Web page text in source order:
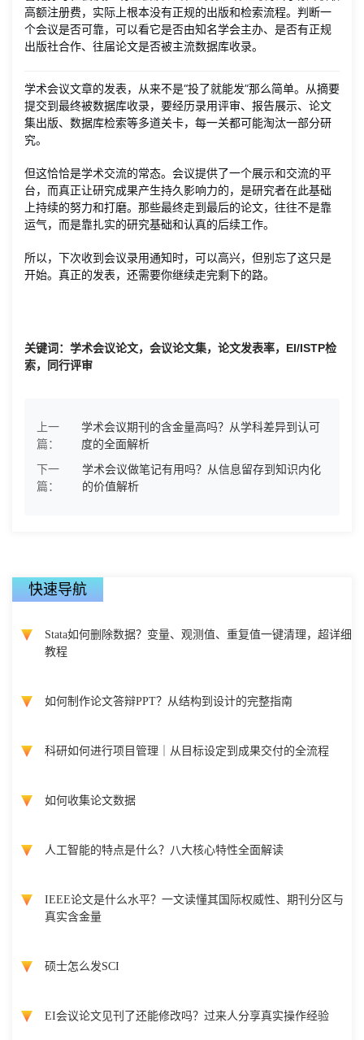
高额注册费，实际上根本没有正规的出版和检索流程。判断一
个会议是否可靠，可以看它是否由知名学会主办、是否有正规
出版社合作、往届论文是否被主流数据库收录。
学术会议文章的发表，从来不是“投了就能发”那么简单。从摘要
提交到最终被数据库收录，要经历录用评审、报告展示、论文
集出版、数据库检索等多道关卡，每一关都可能淘汰一部分研
究。
但这恰恰是学术交流的常态。会议提供了一个展示和交流的平
台，而真正让研究成果产生持久影响力的，是研究者在此基础
上持续的努力和打磨。那些最终走到最后的论文，往往不是靠
运气，而是靠扎实的研究基础和认真的后续工作。
所以，下次收到会议录用通知时，可以高兴，但别忘了这只是
开始。真正的发表，还需要你继续走完剩下的路。
关键词：学术会议论文，会议论文集，论文发表率，EI/ISTP检
索，同行评审
上一
篇：
学术会议期刊的含金量高吗？从学科差异到认可
度的全面解析
下一
篇：
学术会议做笔记有用吗？从信息留存到知识内化
的价值解析
快速导航
Stata如何删除数据？变量、观测值、重复值一键清理，超详细
教程
如何制作论文答辩PPT？从结构到设计的完整指南
科研如何进行项目管理｜从目标设定到成果交付的全流程
如何收集论文数据
人工智能的特点是什么？八大核心特性全面解读
IEEE论文是什么水平？一文读懂其国际权威性、期刊分区与
真实含金量
硕士怎么发SCI
EI会议论文见刊了还能修改吗？过来人分享真实操作经验